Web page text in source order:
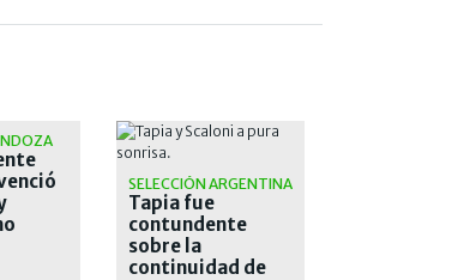
SELECCIÓN ARGENTINA
Tapia fue
contundente
sobre la
continuidad de